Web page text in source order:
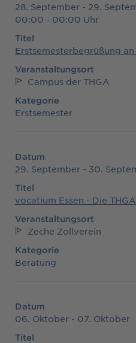
28. September - 29.
00:00 - 00:00 Uhr
Titel
Erstsemesterbegrüßung an
Veranstaltungsort
Campus der THGA
Kategorie
Erstsemester
Datum
29. September - 30.
Titel
vocatium Essen - Die
Veranstaltungsort
Zeche Zollverein
Kategorie
Beratung
Datum
06. Oktober - 07. Oktober
Titel